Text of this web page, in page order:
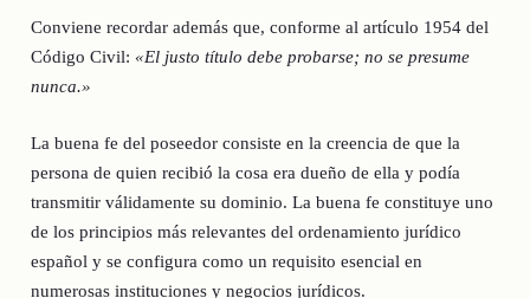
Conviene recordar además que, conforme al artículo 1954 del
Código Civil: «El justo título debe probarse; no se presume
nunca.»
La buena fe del poseedor consiste en la creencia de que la
persona de quien recibió la cosa era dueño de ella y podía
transmitir válidamente su dominio. La buena fe constituye uno
de los principios más relevantes del ordenamiento jurídico
español y se configura como un requisito esencial en
numerosas instituciones y negocios jurídicos.